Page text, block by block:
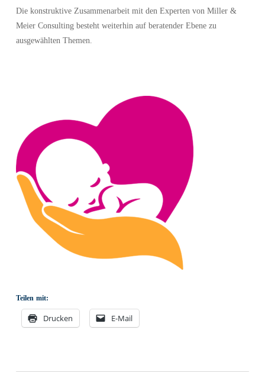
Die konstruktive Zusammenarbeit mit den Experten von Miller &
Meier Consulting besteht weiterhin auf beratender Ebene zu
ausgewählten Themen.
Teilen mit:
Drucken E-Mail